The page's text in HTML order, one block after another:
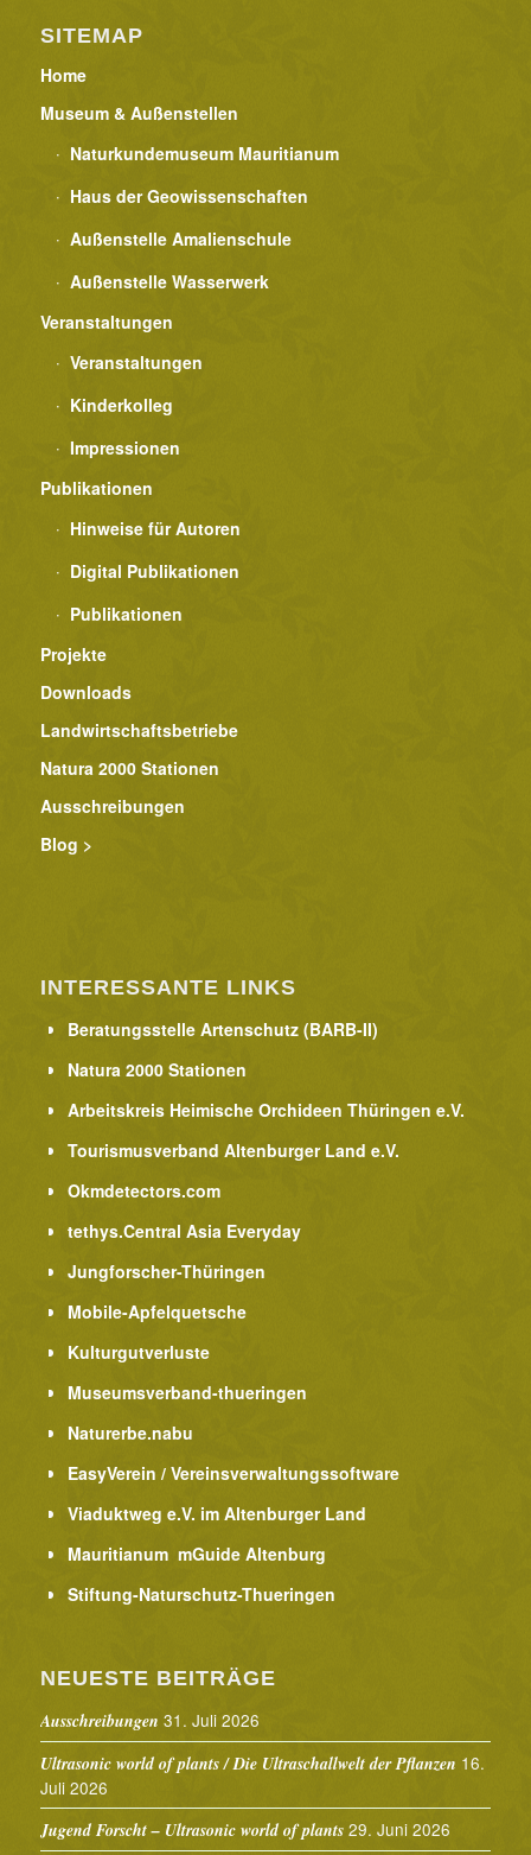
SITEMAP
Home
Museum & Außenstellen
Naturkundemuseum Mauritianum
Haus der Geowissenschaften
Außenstelle Amalienschule
Außenstelle Wasserwerk
Veranstaltungen
Veranstaltungen
Kinderkolleg
Impressionen
Publikationen
Hinweise für Autoren
Digital Publikationen
Publikationen
Projekte
Downloads
Landwirtschaftsbetriebe
Natura 2000 Stationen
Ausschreibungen
Blog >
INTERESSANTE LINKS
Beratungsstelle Artenschutz (BARB-II)
Natura 2000 Stationen
Arbeitskreis Heimische Orchideen Thüringen e.V.
Tourismusverband Altenburger Land e.V.
Okmdetectors.com
tethys.Central Asia Everyday
Jungforscher-Thüringen
Mobile-Apfelquetsche
Kulturgutverluste
Museumsverband-thueringen
Naturerbe.nabu
EasyVerein / Vereinsverwaltungssoftware
Viaduktweg e.V. im Altenburger Land
Mauritianum mGuide Altenburg
Stiftung-Naturschutz-Thueringen
NEUESTE BEITRÄGE
Ausschreibungen 31. Juli 2026
Ultrasonic world of plants / Die Ultraschallwelt der Pflanzen 16.
Juli 2026
Jugend Forscht – Ultrasonic world of plants 29. Juni 2026